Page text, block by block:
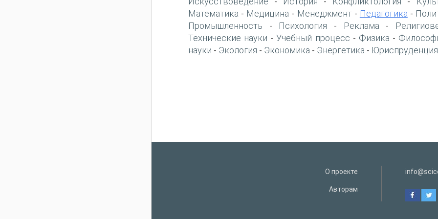
Математика - Медицина - Менеджмент- Педагогика -
Промышленность - Психология - Реклама -
Технические науки -Учебный процесс - Физика -
науки - Экология - Экономика - Энергетика - Юриспруденция
О проекте
Авторам